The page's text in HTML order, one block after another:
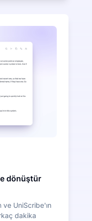
dönüştür
ve UniScribe'ın
dakika